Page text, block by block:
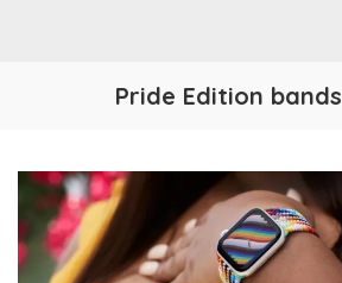
Pride Edition bands